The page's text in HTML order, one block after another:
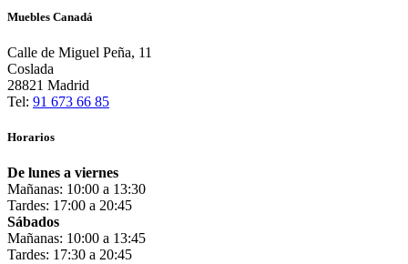
Muebles Canadá
Calle de Miguel Peña, 11
Coslada
28821 Madrid
Tel: 91 673 66 85
Horarios
De lunes a viernes
Mañanas: 10:00 a 13:30
Tardes: 17:00 a 20:45
Sábados
Mañanas: 10:00 a 13:45
Tardes: 17:30 a 20:45